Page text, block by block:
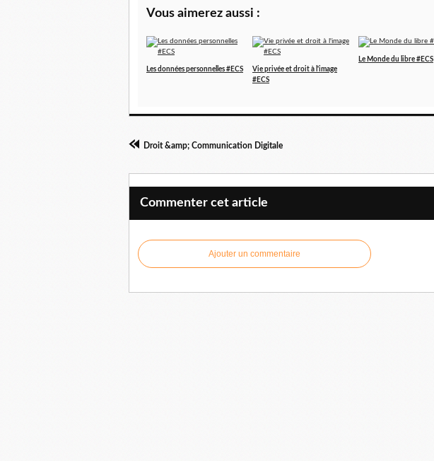
Vous aimerez aussi :
Les données personnelles #ECS
Vie privée et droit à l'image
#ECS
Le Monde du libre #ECS
Droit &amp; Communication Digitale
Commenter cet article
Ajouter un commentaire